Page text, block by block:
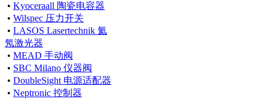
• Kyoceraall 陶瓷电容器
• Wilspec 压力开关
• LASOS Lasertechnik 氦
氖激光器
• MEAD 手动阀
• SBC Milano 仪器阀
• DoubleSight 电源适配器
• Neptronic 控制器